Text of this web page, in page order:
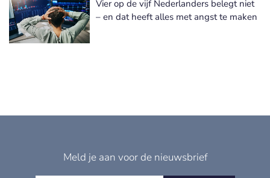
Vier op de vijf Nederlanders belegt niet
– en dat heeft alles met angst te maken
Meld je aan voor de nieuwsbrief